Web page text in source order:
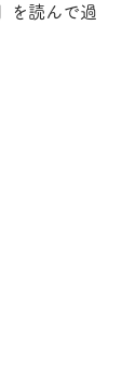
を読んで過